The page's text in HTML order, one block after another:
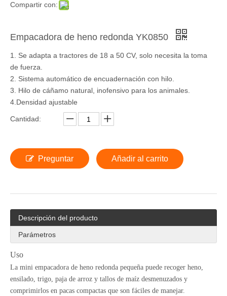
Compartir con:
Empacadora de heno redonda YK0850
1. Se adapta a tractores de 18 a 50 CV, solo necesita la toma
de fuerza.
2. Sistema automático de encuadernación con hilo.
3. Hilo de cáñamo natural, inofensivo para los animales.
4.Densidad ajustable
Cantidad:
Preguntar Añadir al carrito
Descripción del producto
Parámetros
Uso
La mini empacadora de heno redonda pequeña puede recoger heno,
ensilado, trigo, paja de arroz y tallos de maíz desmenuzados y
comprimirlos en pacas compactas que son fáciles de manejar.